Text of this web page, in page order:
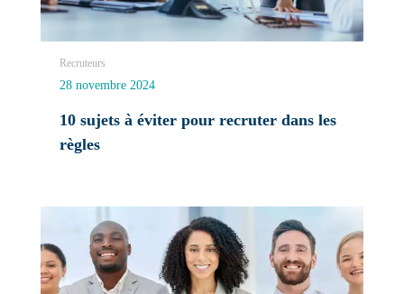
Recruteurs
28 novembre 2024
10 sujets à éviter pour recruter dans les
règles